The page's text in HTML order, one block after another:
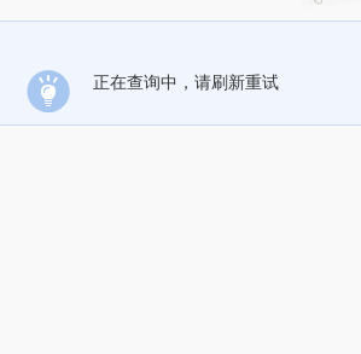
正在查询中，请刷新重试